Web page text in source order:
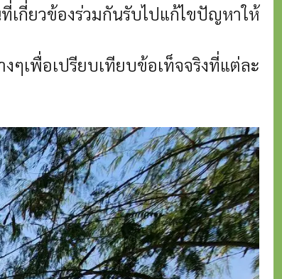
กี่ยวข้องร่วมกันรับไปแก้ไขปัญหาให้
เพื่อเปรียบเทียบข้อเท็จจริงที่แต่ละ